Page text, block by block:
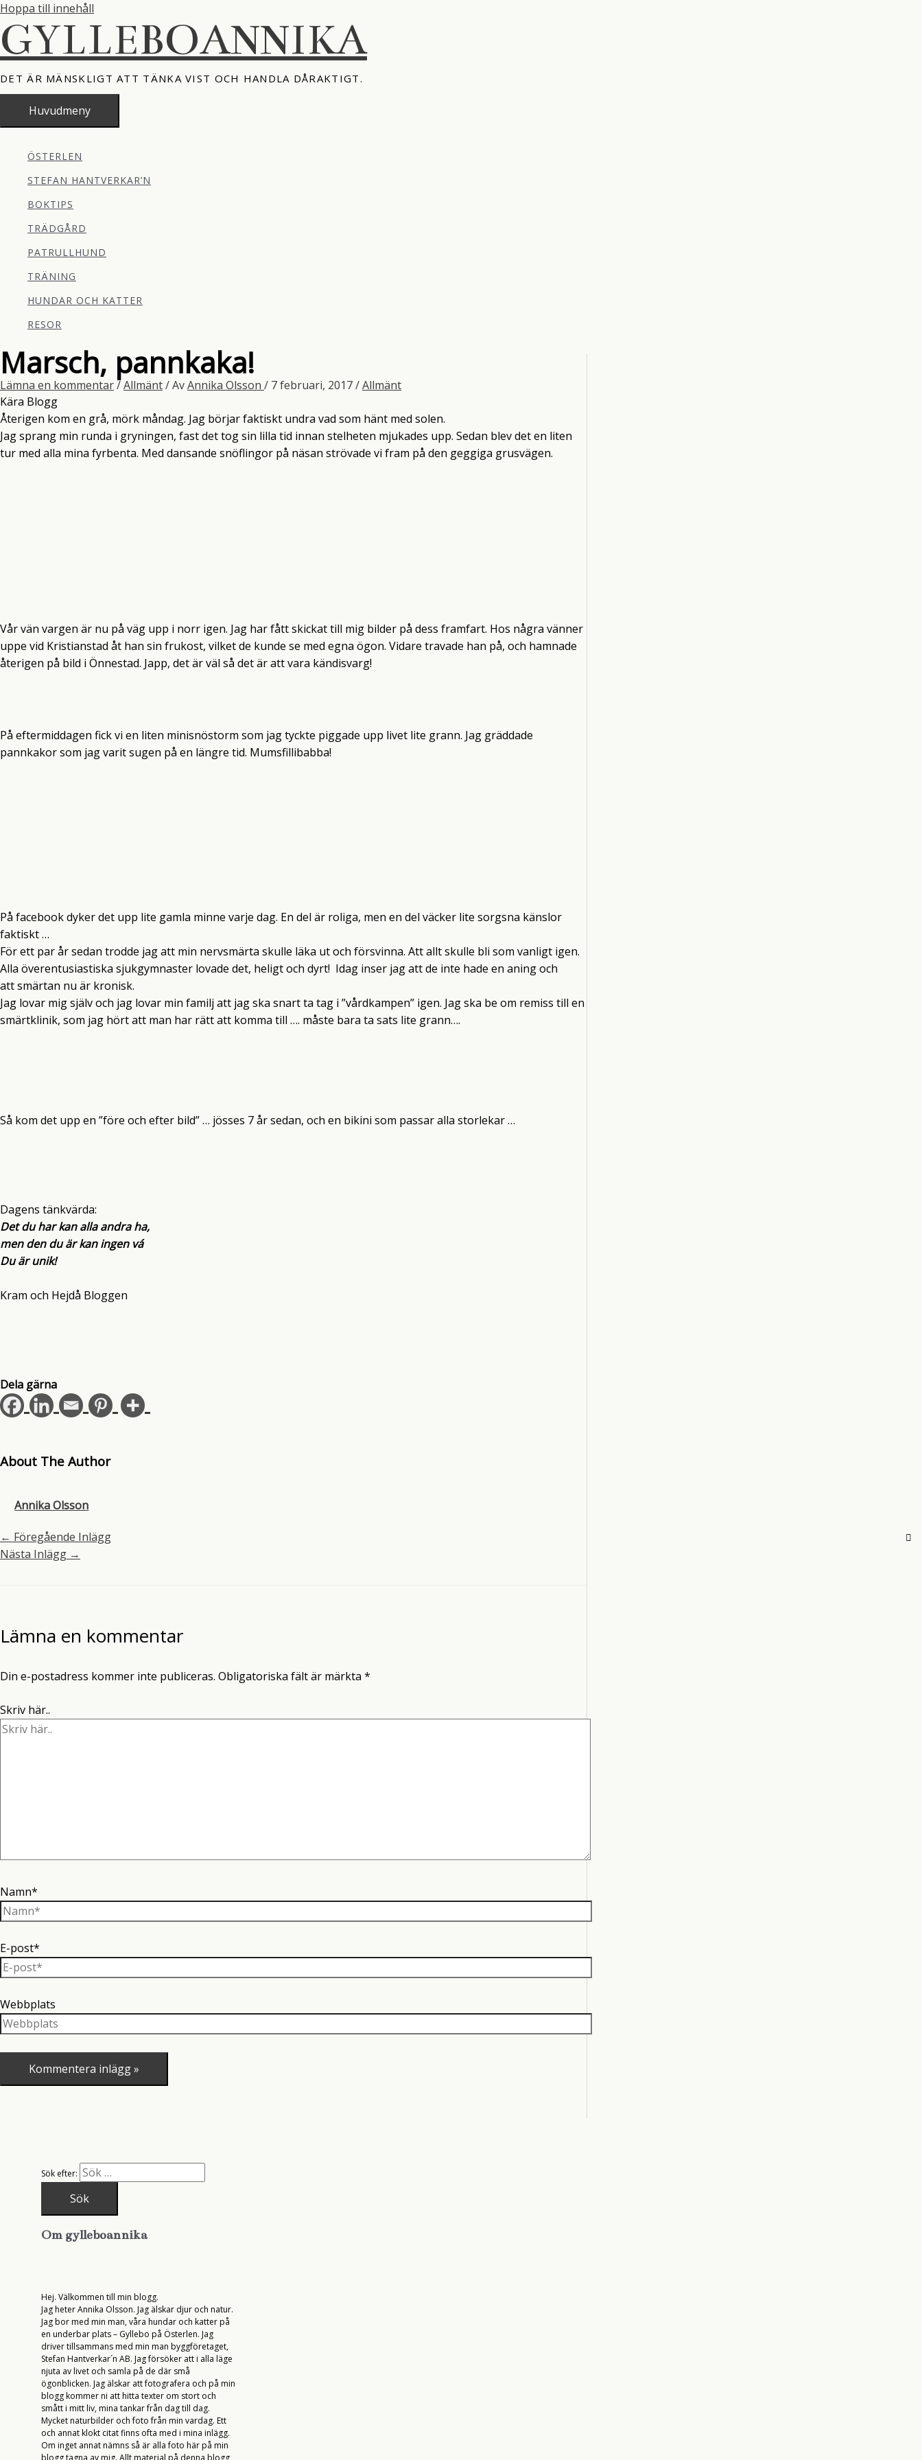
Hoppa till innehåll
GYLLEBOANNIKA
DET ÄR MÄNSKLIGT ATT TÄNKA VIST OCH HANDLA DÅRAKTIGT.
Huvudmeny
ÖSTERLEN
STEFAN HANTVERKAR’N
BOKTIPS
TRÄDGÅRD
PATRULLHUND
TRÄNING
HUNDAR OCH KATTER
RESOR
Marsch, pannkaka!
Lämna en kommentar/Allmänt/ AvAnnika Olsson / 7 februari, 2017/Allmänt
Kära Blogg
Återigen kom en grå, mörk måndag. Jag börjar faktiskt undra vad som hänt med solen.
Jag sprang min runda i gryningen, fast det tog sin lilla tid innan stelheten mjukades upp. Sedan blev det en liten
tur med alla mina fyrbenta. Med dansande snöflingor på näsan strövade vi fram på den geggiga grusvägen.
Vår vän vargen är nu på väg upp i norr igen. Jag har fått skickat till mig bilder på dess framfart. Hos några vänner
uppe vid Kristianstad åt han sin frukost, vilket de kunde se med egna ögon. Vidare travade han på, och hamnade
återigen på bild i Önnestad. Japp, det är väl så det är att vara kändisvarg!
På eftermiddagen fick vi en liten minisnöstorm som jag tyckte piggade upp livet lite grann. Jag gräddade
pannkakor som jag varit sugen på en längre tid. Mumsfillibabba!
På facebook dyker det upp lite gamla minne varje dag. En del är roliga, men en del väcker lite sorgsna känslor
faktiskt …
För ett par år sedan trodde jag att min nervsmärta skulle läka ut och försvinna. Att allt skulle bli som vanligt igen.
Alla överentusiastiska sjukgymnaster lovade det, heligt och dyrt! Idag inser jag att de inte hade en aning och
att smärtan nu är kronisk.
Jag lovar mig själv och jag lovar min familj att jag ska snart ta tag i ”vårdkampen” igen. Jag ska be om remiss till en
smärtklinik, som jag hört att man har rätt att komma till …. måste bara ta sats lite grann….
Så kom det upp en ”före och efter bild” … jösses 7 år sedan, och en bikini som passar alla storlekar …
Dagens tänkvärda:
Det du har kan alla andra ha,
men den du är kan ingen vá
Du är unik!
Kram och Hejdå Bloggen
Dela gärna
About The Author
Annika Olsson
← Föregående Inlägg
Nästa Inlägg →
Lämna en kommentar
Din e-postadress kommer inte publiceras. Obligatoriska fält är märkta *
Skriv här..
Namn*
E-post*
Webbplats
Sök efter:
Om gylleboannika
Hej. Välkommen till min blogg.
Jag heter Annika Olsson. Jag älskar djur och natur.
Jag bor med min man, våra hundar och katter på
en underbar plats – Gyllebo på Österlen. Jag
driver tillsammans med min man byggföretaget,
Stefan Hantverkar´n AB. Jag försöker att i alla läge
njuta av livet och samla på de där små
ögonblicken. Jag älskar att fotografera och på min
blogg kommer ni att hitta texter om stort och
smått i mitt liv, mina tankar från dag till dag.
Mycket naturbilder och foto från min vardag. Ett
och annat klokt citat finns ofta med i mina inlägg.
Om inget annat nämns så är alla foto här på min
blogg tagna av mig. Allt material på denna blogg